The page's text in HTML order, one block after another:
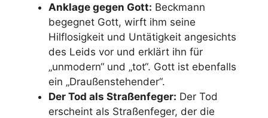
Anklage gegen Gott: Beckmann
begegnet Gott, wirft ihm seine
Hilflosigkeit und Untätigkeit angesichts
des Leids vor und erklärt ihn für
„unmodern“ und „tot“. Gott ist ebenfalls
ein „Draußenstehender“.
Der Tod als Straßenfeger: Der Tod
erscheint als Straßenfeger, der die